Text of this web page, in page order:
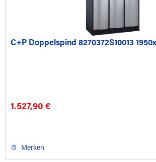
C+P Doppelspind 8270372S10013
1.527,90 €
Merken